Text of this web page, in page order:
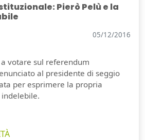
Pierò Pelù e la
05/12/2016
votare sul referendum
al presidente di seggio
per esprimere la propria